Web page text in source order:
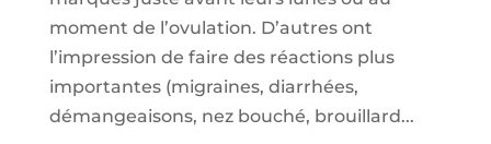
moment de l’ovulation. D’autres ont
l’impression de faire des réactions plus
importantes (migraines, diarrhées,
démangeaisons, nez bouché, brouillard...